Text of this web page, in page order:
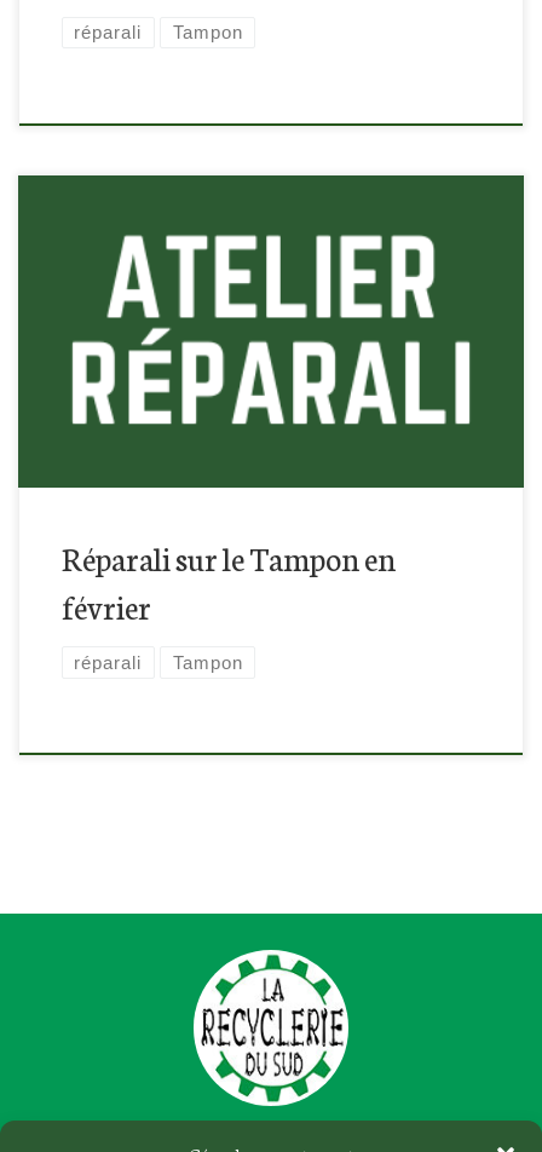
réparali Tampon
Retrouvez-nous à la médiathèque du Tampon, tous les
derniers mercredis du mois :)
Réparali sur le Tampon en
février
réparali Tampon